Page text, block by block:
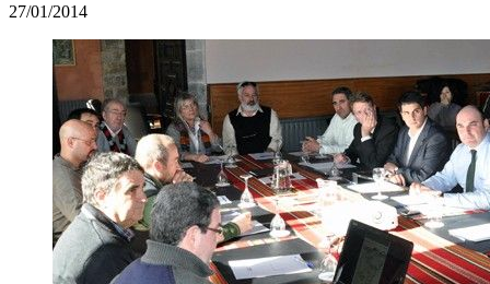
27/01/2014